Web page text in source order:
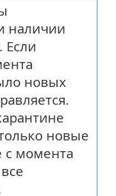
наличии
Если
новых
новые
момента